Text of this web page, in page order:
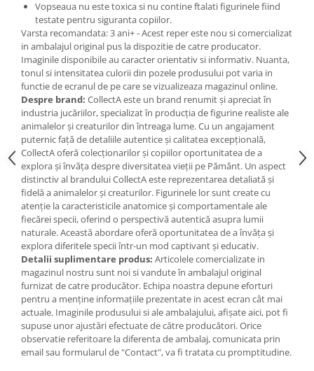
Jucarii bebelusi
Jucarii de baie
Zornaitoare
Jucarii dentitie
Jucarii senzoriale
Jucarii motrice pentru bebelusi
Saltele de activitati pentru bebe
Jucarii de sortat
Jucarii muzicale bebelusi
Puzzle bebelusi
Vopseaua nu este toxica si nu contine ftalati figurinele fiind
testate pentru siguranta copiilor.
Varsta recomandata: 3 ani+ - Acest reper este nou si comercializat
in ambalajul original pus la dispozitie de catre producator.
Imaginile disponibile au caracter orientativ si informativ. Nuanta,
tonul si intensitatea culorii din pozele produsului pot varia in
functie de ecranul de pe care se vizualizeaza magazinul online.
Despre brand: CollectA este un brand renumit și apreciat în
industria jucăriilor, specializat în producția de figurine realiste ale
animalelor și creaturilor din întreaga lume. Cu un angajament
puternic față de detaliile autentice și calitatea excepțională,
CollectA oferă colecționarilor și copiilor oportunitatea de a
explora și învăța despre diversitatea vieții pe Pământ. Un aspect
distinctiv al brandului CollectA este reprezentarea detaliată și
fidelă a animalelor și creaturilor. Figurinele lor sunt create cu
atenție la caracteristicile anatomice și comportamentale ale
fiecărei specii, oferind o perspectivă autentică asupra lumii
naturale. Această abordare oferă oportunitatea de a învăța și
explora diferitele specii într-un mod captivant și educativ.
Detalii suplimentare produs: Articolele comercializate in
magazinul nostru sunt noi si vandute în ambalajul original
furnizat de catre producător. Echipa noastra depune eforturi
pentru a menține informațiile prezentate in acest ecran cât mai
actuale. Imaginile produsului si ale ambalajului, afișate aici, pot fi
supuse unor ajustări efectuate de către producători. Orice
observatie referitoare la diferenta de ambalaj, comunicata prin
email sau formularul de "Contact", va fi tratata cu promptitudine.